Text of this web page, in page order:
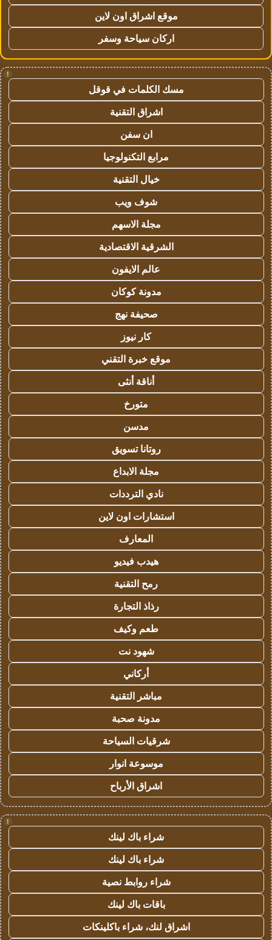
موقع اشراق اون لاين
اركان سياحة وسفر
!
مسك الكلمات في قوقل
اشراق التقنية
ان سفن
مرابع التكنولوجيا
خيال التقنية
شوف ويب
مجلة الاسهم
الشرقية الاقتصادية
عالم الايفون
مدونة كوكان
صحيفة نهج
كار نيوز
موقع خبرة التقني
أناقة أنثى
متورخ
مدسن
روتانا تسويق
مجلة الابداع
نادي الترددات
استشارات اون لاين
المعارف
هيدب فيديو
رمح التقنية
رذاذ التجارة
طعم وكيف
شهود نت
أركاني
مباشر التقنية
مدونة صحبة
شرقيات السياحة
موسوعة انوار
اشراق الأرباح
!
شراء باك لينك
شراء باك لينك
شراء روابط نصية
باقات باك لينك
اشراق لنك، شراء باكلينكات